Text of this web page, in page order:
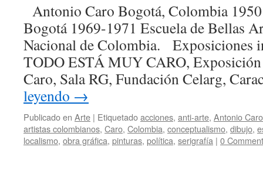
Antonio Caro Bogotá, Colombia
Bogotá 1969-1971 Escuela de Bellas
Nacional de Colombia. Exposiciones
TODO ESTÁ MUY CARO,
Caro, Sala RG, Fundación Celarg,
leyendo →
Publicado en Arte | Etiquetadoacciones, anti-arte, Antonio Caro
artistas colombianos, Caro, Colombia, conceptualismo, dibujo,
localismo, obra gráfica, pinturas, política, serigrafía | 0